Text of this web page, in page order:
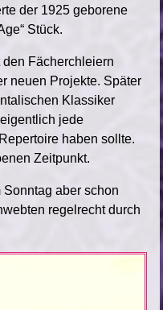
der 1925 geborene
Stück.
Fächerchleiern
neuen Projekte. Später
Klassiker
jede
haben sollte.
Zeitpunkt.
aber schon
regelrecht durch